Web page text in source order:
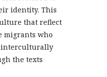
identity. This
that reflect
migrants who
interculturally
the texts